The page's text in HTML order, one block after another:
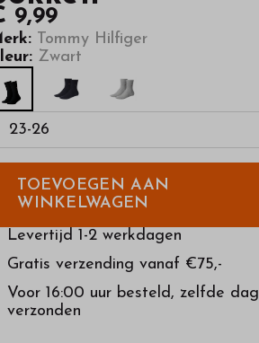
9,99
Tommy Hilfiger
Zwart
TOEVOEGEN AAN
WINKELWAGEN
Levertijd 1-2 werkdagen
Gratis verzending vanaf €75,-
Voor 16:00 uur besteld, zelfde dag
verzonden